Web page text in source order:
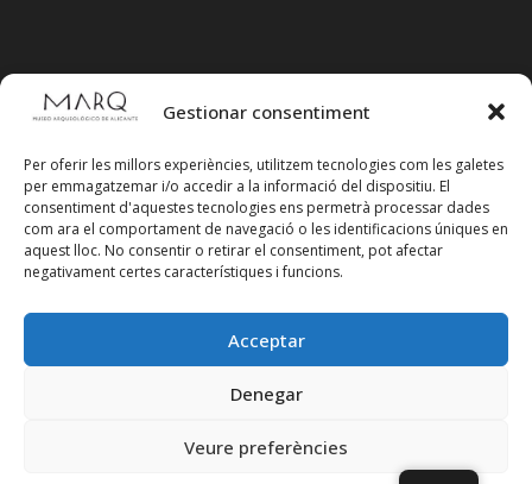
Gestionar consentiment
Per oferir les millors experiències, utilitzem tecnologies com les galetes
per emmagatzemar i/o accedir a la informació del dispositiu. El
consentiment d'aquestes tecnologies ens permetrà processar dades
com ara el comportament de navegació o les identificacions úniques en
aquest lloc. No consentir o retirar el consentiment, pot afectar
negativament certes característiques i funcions.
Acceptar
Denegar
Veure preferències
Segueix-nos en xarxes socials